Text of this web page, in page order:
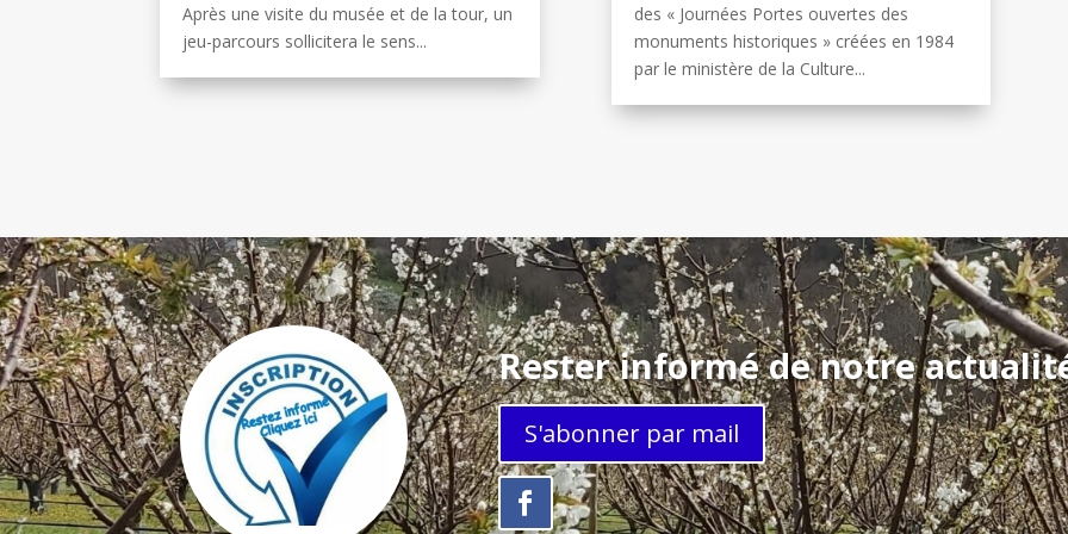
Après une visite du musée et de la tour, un
jeu-parcours sollicitera le sens...
des « Journées Portes ouvertes des
monuments historiques » créées en 1984
par le ministère de la Culture...
Rester informé de notre
S'abonner par mail